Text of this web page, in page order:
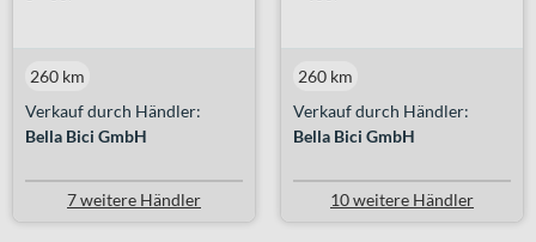
Verkauf durch Händler:
Bella Bici GmbH
260 km
7 weitere Händler
Verkauf durch Händler:
Bella Bici GmbH
260 km
10 weitere Händler